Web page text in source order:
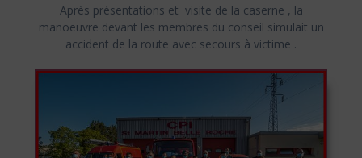
Après présentations et visite de la caserne , la
manoeuvre devant les membres du conseil simulait un
accident de la route avec secours à victime .